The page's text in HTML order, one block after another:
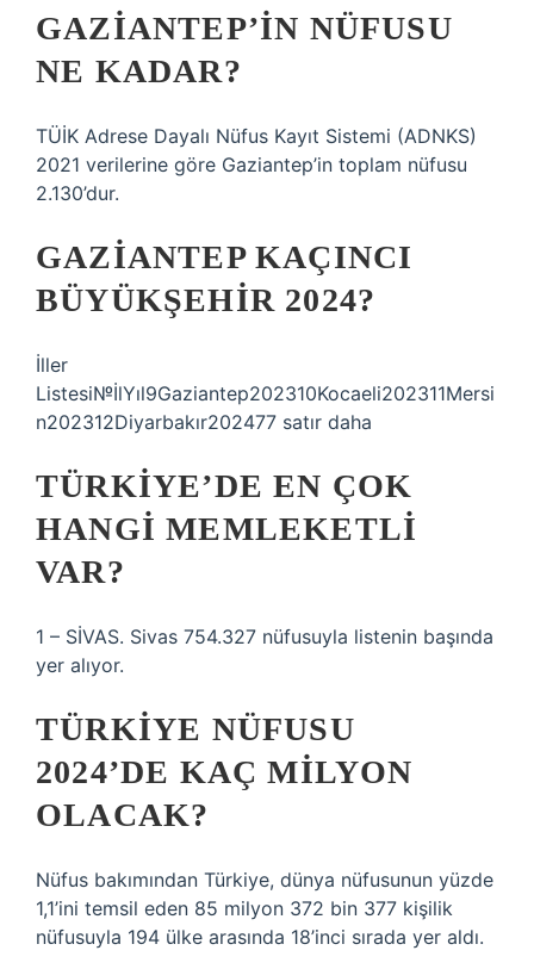
GAZIANTEP’IN NÜFUSU
NE KADAR?
TÜİK Adrese Dayalı Nüfus Kayıt Sistemi (ADNKS)
2021 verilerine göre Gaziantep’in toplam nüfusu
2.130’dur.
GAZIANTEP KAÇINCI
BÜYÜKŞEHIR 2024?
İller
Listesi№İlYıl9Gaziantep202310Kocaeli202311Mersi
n202312Diyarbakır202477 satır daha
TÜRKIYE’DE EN ÇOK
HANGI MEMLEKETLI
VAR?
1 – SİVAS. Sivas 754.327 nüfusuyla listenin başında
yer alıyor.
TÜRKIYE NÜFUSU
2024’DE KAÇ MILYON
OLACAK?
Nüfus bakımından Türkiye, dünya nüfusunun yüzde
1,1’ini temsil eden 85 milyon 372 bin 377 kişilik
nüfusuyla 194 ülke arasında 18’inci sırada yer aldı.